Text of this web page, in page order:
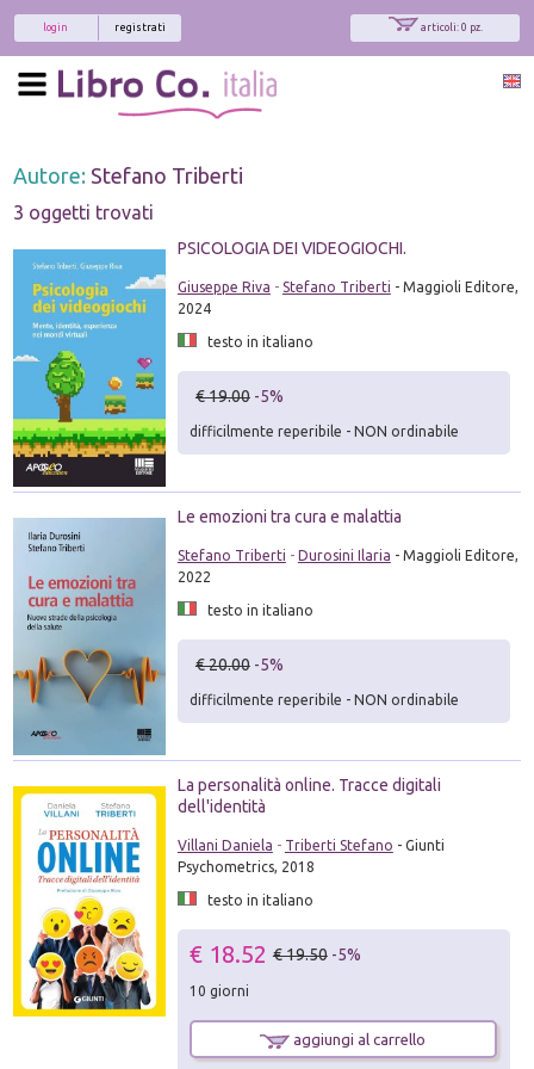
articoli: 0 pz.
registrati
login
Autore: Stefano Triberti
3 oggetti trovati
PSICOLOGIA DEI VIDEOGIOCHI.
Giuseppe Riva - Stefano Triberti - Maggioli Editore,
2024
testo in italiano
€ 19.00 -5%
difficilmente reperibile - NON ordinabile
Le emozioni tra cura e malattia
Stefano Triberti - Durosini Ilaria - Maggioli Editore,
2022
testo in italiano
€ 20.00 -5%
difficilmente reperibile - NON ordinabile
La personalità online. Tracce digitali
dell'identità
Villani Daniela - Triberti Stefano - Giunti
Psychometrics, 2018
testo in italiano
€ 18.52 € 19.50 -5%
10 giorni
aggiungi al carrello